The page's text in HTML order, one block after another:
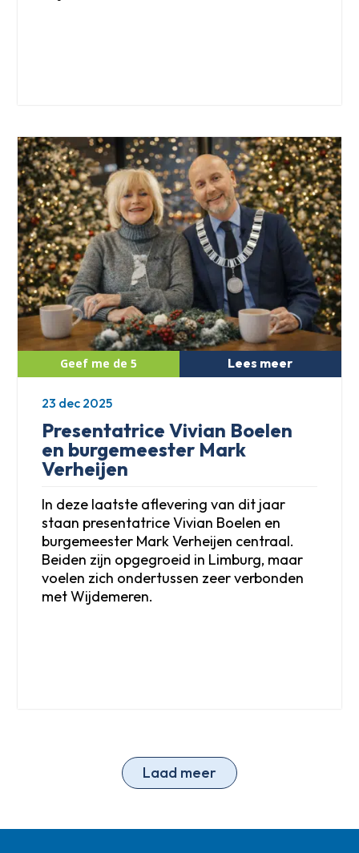
Presentatrice Vivian Boelen
en burgemeester Mark
Verheijen
In deze laatste aflevering van dit jaar
staan presentatrice Vivian Boelen en
burgemeester Mark Verheijen centraal.
Beiden zijn opgegroeid in Limburg, maar
voelen zich ondertussen zeer verbonden
met Wijdemeren.
Lees meer
23 dec 2025
Laad meer